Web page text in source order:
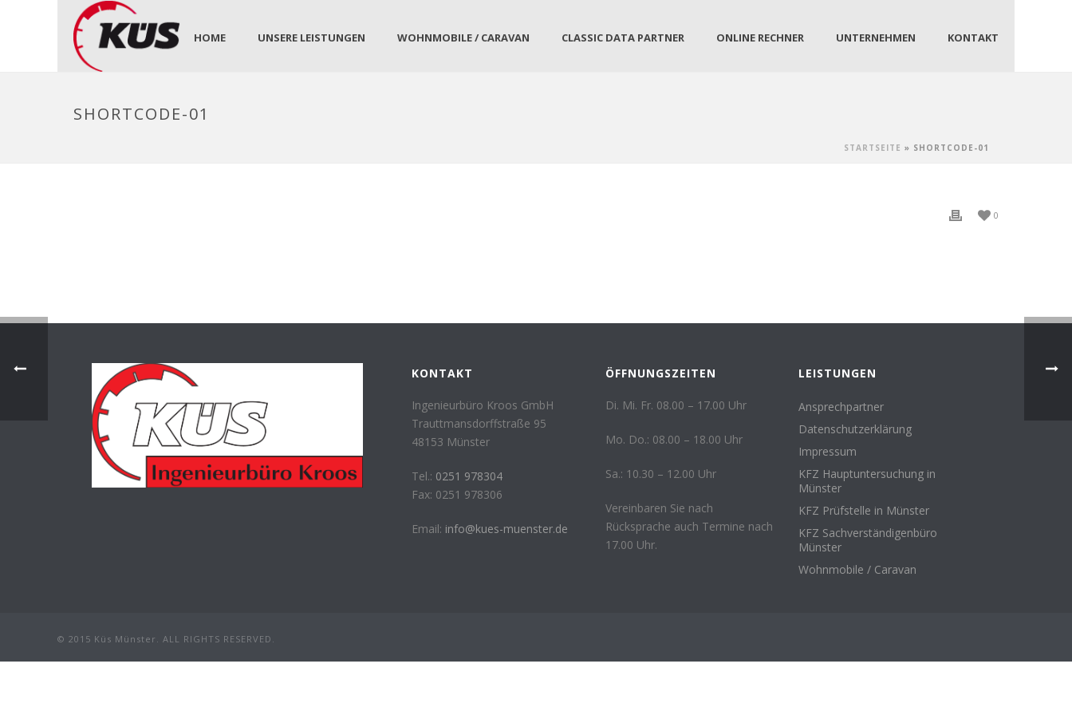
HOME UNSERE LEISTUNGEN WOHNMOBILE / CARAVAN CLASSIC DATA PARTNER ONLINE RECHNER UNTERNEHMEN KONTAKT
SHORTCODE-01
STARTSEITE » SHORTCODE-01
0
KONTAKT
Ingenieurbüro Kroos GmbH
Trauttmansdorffstraße 95
48153 Münster
Tel.: 0251 978304
Fax: 0251 978306
Email: info@kues-muenster.de
ÖFFNUNGSZEITEN
Di. Mi. Fr. 08.00 – 17.00 Uhr
Mo. Do.: 08.00 – 18.00 Uhr
Sa.: 10.30 – 12.00 Uhr
Vereinbaren Sie nach
Rücksprache auch Termine nach
17.00 Uhr.
LEISTUNGEN
Ansprechpartner
Datenschutzerklärung
Impressum
KFZ Hauptuntersuchung in
Münster
KFZ Prüfstelle in Münster
KFZ Sachverständigenbüro
Münster
Wohnmobile / Caravan
© 2015 Küs Münster. ALL RIGHTS RESERVED.